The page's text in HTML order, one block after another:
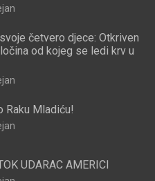
četvero djece: Otkriven
od kojeg se ledi krv u
Raku Mladiću!
UDARAC AMERICI